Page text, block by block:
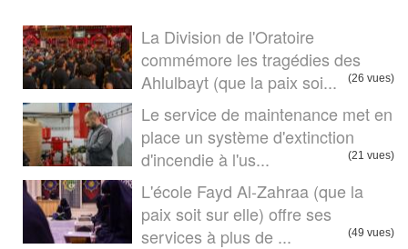
La Division de l'Oratoire
commémore les tragédies des
Ahlulbayt (que la paix soi...
(26 vues)
Le service de maintenance met en
place un système d'extinction
d'incendie à l'us...
(21 vues)
L'école Fayd Al-Zahraa (que la
paix soit sur elle) offre ses
services à plus de ...
(49 vues)